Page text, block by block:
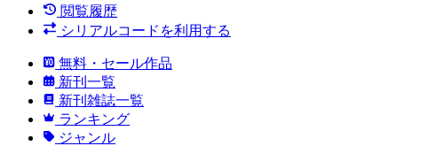
閲覧履歴
シリアルコードを利用する
無料・セール作品
新刊一覧
新刊雑誌一覧
ランキング
ジャンル